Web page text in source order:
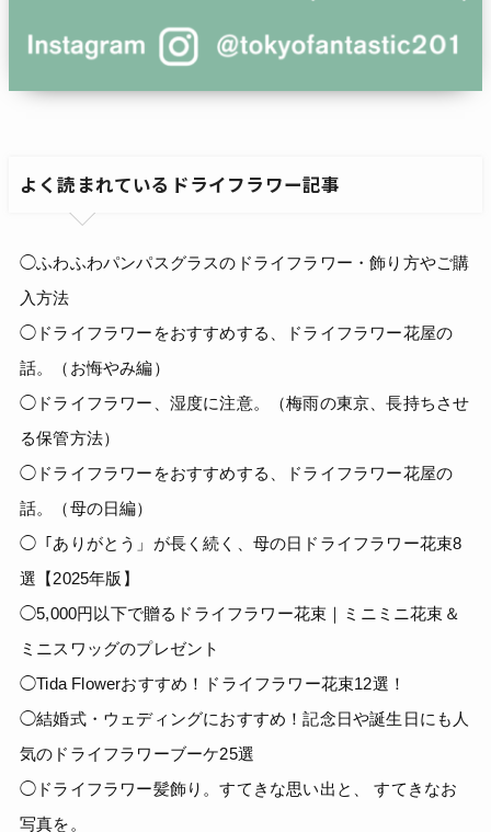
よく読まれているドライフラワー記事
◯ふわふわパンパスグラスのドライフラワー・飾り方やご購
入方法
◯ドライフラワーをおすすめする、ドライフラワー花屋の
話。（お悔やみ編）
◯ドライフラワー、湿度に注意。（梅雨の東京、長持ちさせ
る保管方法）
◯ドライフラワーをおすすめする、ドライフラワー花屋の
話。（母の日編）
◯「ありがとう」が長く続く、母の日ドライフラワー花束8
選【2025年版】
◯5,000円以下で贈るドライフラワー花束｜ミニミニ花束＆
ミニスワッグのプレゼント
◯Tida Flowerおすすめ！ドライフラワー花束12選！
◯結婚式・ウェディングにおすすめ！記念日や誕生日にも人
気のドライフラワーブーケ25選
◯ドライフラワー髪飾り。すてきな思い出と、 すてきなお
写真を。